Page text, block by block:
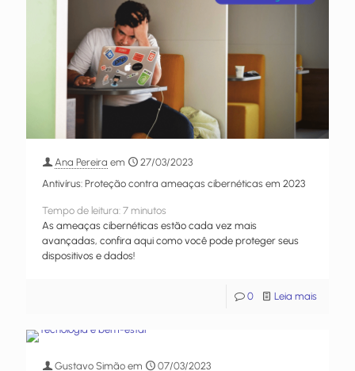
Ana Pereira em
27/03/2023
Antivírus: Proteção contra ameaças cibernéticas em 2023
Tempo de leitura: 7 minutos
As ameaças cibernéticas estão cada vez mais
avançadas, confira aqui como você pode proteger seus
dispositivos e dados!
0 Leia mais
Gustavo Simão em
07/03/2023